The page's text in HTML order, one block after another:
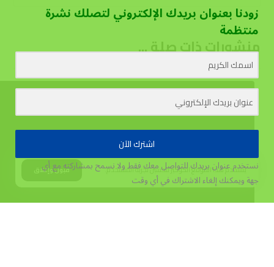
منشورات ذات صلة ...
يستخدم هذا الموقع الكوكيز لتحسين تجربة المستخدم. قبول وإغلاق
زودنا بعنوان بريدك الإلكتروني لتصلك نشرة
منتظمة
اشترك الآن
نستخدم عنوان بريدك للتواصل معك فقط ولا نسمح بمشاركته مع أي
جهةويمكنك إلغاء الاشتراك في أي وقت